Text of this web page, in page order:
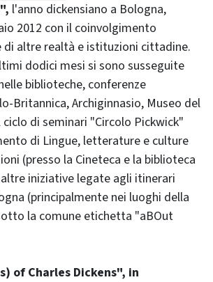
l'anno dickensiano a Bologna,
2012 con il coinvolgimento
di altre realtà e istituzioni cittadine.
dodici mesi si sono susseguite
biblioteche, conferenze
Britannica, Archiginnasio, Museo del
di seminari "Circolo Pickwick"
di Lingue, letterature e culture
(presso la Cineteca e la biblioteca
iniziative legate agli itinerari
(principalmente nei luoghi della
la comune etichetta "aBOut
of Charles Dickens", in